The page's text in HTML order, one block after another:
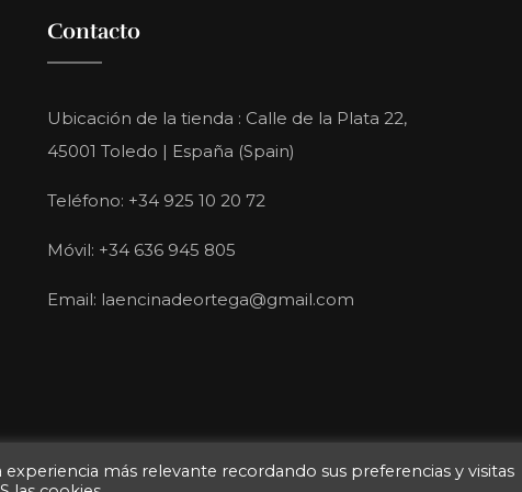
Contacto
Ubicación de la tienda : Calle de la Plata 22,
45001 Toledo | España (Spain)
Teléfono: +34 925 10 20 72
Móvil: +34 636 945 805
Email: laencinadeortega@gmail.com
más relevante recordando sus preferencias y visitas